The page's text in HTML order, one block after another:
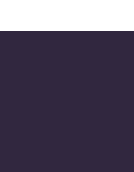
primer som gir ekstra